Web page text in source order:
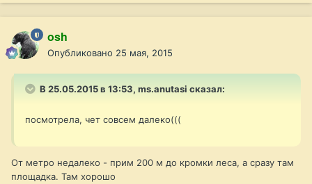
osh
Опубликовано 25 мая, 2015
В 25.05.2015 в 13:53, ms.anutasi сказал:
посмотрела, чет совсем далеко(((
От метро недалеко - прим 200 м до кромки леса, а сразу там
площадка. Там хорошо